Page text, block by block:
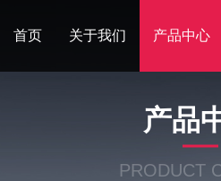
首页 关于我们 产品中心
产品
PRODUCT